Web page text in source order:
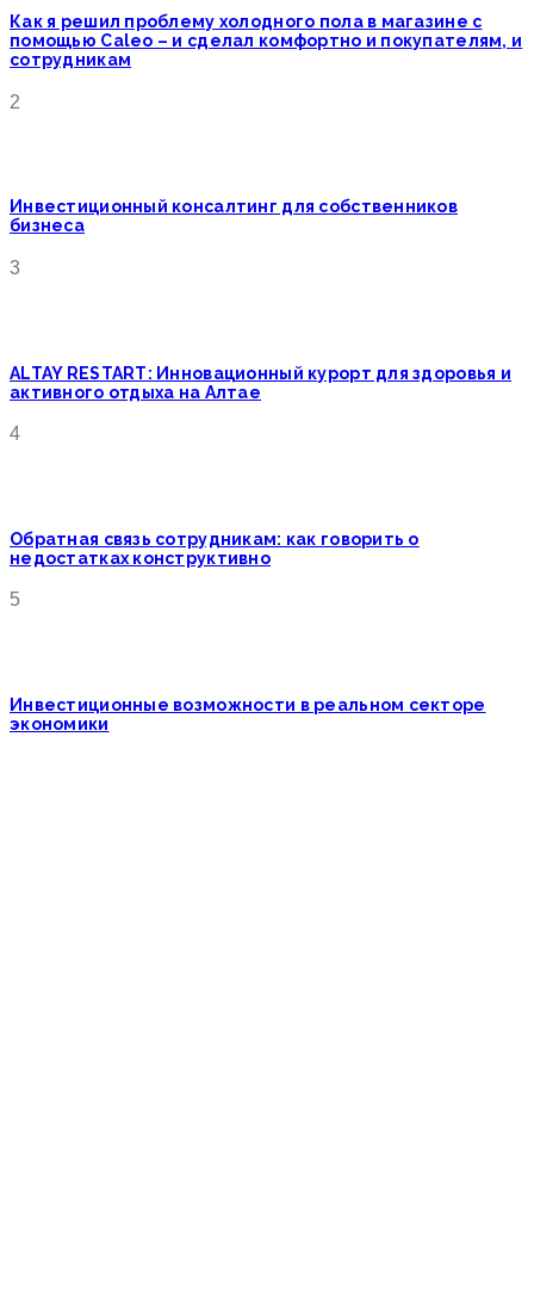
Как я решил проблему холодного пола в магазине с
помощью Caleo – и сделал комфортно и покупателям, и
сотрудникам
2
Инвестиционный консалтинг для собственников
бизнеса
3
ALTAY RESTART: Инновационный курорт для здоровья и
активного отдыха на Алтае
4
Обратная связь сотрудникам: как говорить о
недостатках конструктивно
5
Инвестиционные возможности в реальном секторе
экономики